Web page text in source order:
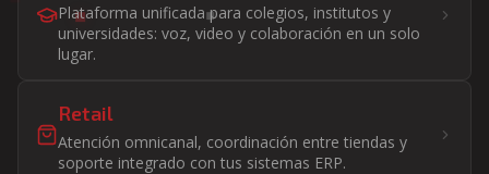
Plataforma unificada para colegios, institutos y
universidades: voz, video y colaboración en un solo
lugar.
Retail
Atención omnicanal, coordinación entre tiendas y
soporte integrado con tus sistemas ERP.